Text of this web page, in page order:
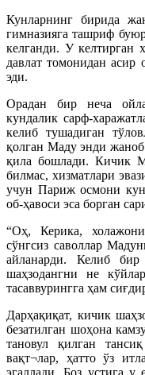
Кунларнинг бирида
гимназияга ташриф
келганди. У келтирган
давлат томонидан асир
эди.
Орадан бир неча
кундалик сарф-
келиб тушадиган
қолган Маду энди
қила бошлади. Кичик
билмас, хизматлари
учун Париж осмони
об-ҳавоси эса борган
“Оҳ, Керика,
сўнгсиз саволлар
айланарди. Келиб
шаҳзодангни не
тасаввурингга ҳам
Дарҳақиқат, кичик
безатилган шоҳона
тановул қилган
вақт¬лар, ҳатто ўз
эгаллади. Боз устига у